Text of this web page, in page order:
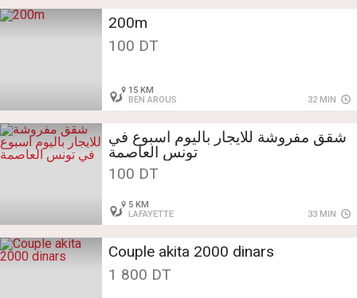
200m
100 DT
15 KM
BEN AROUS
32 MIN
شقق مفروشة للايجار باليوم اسبوع في
تونس العاصمة
100 DT
5 KM
LAFAYETTE
33 MIN
Couple akita 2000 dinars
1 800 DT